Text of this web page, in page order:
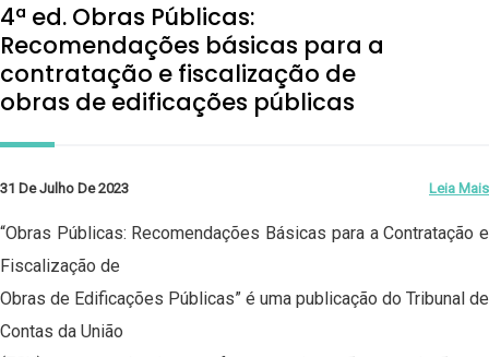
4ª ed. Obras Públicas:
Recomendações básicas para a
contratação e fiscalização de
obras de edificações públicas
31 De Julho De 2023 Leia Mais
“Obras Públicas: Recomendações Básicas para a Contratação e
Fiscalização de
Obras de Edificações Públicas” é uma publicação do Tribunal de
Contas da União